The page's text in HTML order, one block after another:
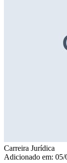
Carreira Jurídica
Adicionado em: 05/